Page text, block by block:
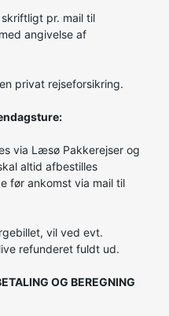
pr. mail til
angivelse af
privat rejseforsikring.
via Læsø Pakkerejser og
altid afbestilles
før ankomst via mail til
vil ved evt.
refunderet fuldt ud.
OG BEREGNING